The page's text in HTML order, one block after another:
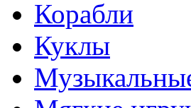
Корабли
Куклы